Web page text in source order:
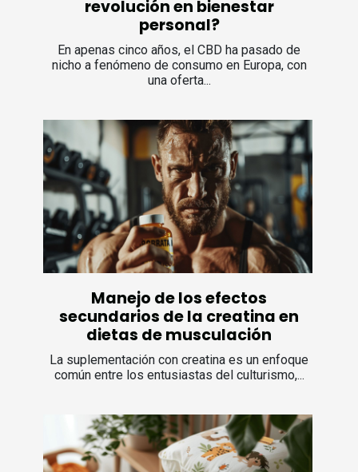
revolución en bienestar
personal?
En apenas cinco años, el CBD ha pasado de
nicho a fenómeno de consumo en Europa, con
una oferta...
Manejo de los efectos
secundarios de la creatina en
dietas de musculación
La suplementación con creatina es un enfoque
común entre los entusiastas del culturismo,...